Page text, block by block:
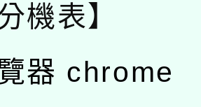
機表】
器 chrome